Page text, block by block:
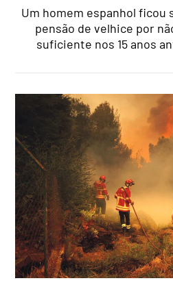
Um homem espanhol
pensão de velhice por
suficiente nos 15 anos